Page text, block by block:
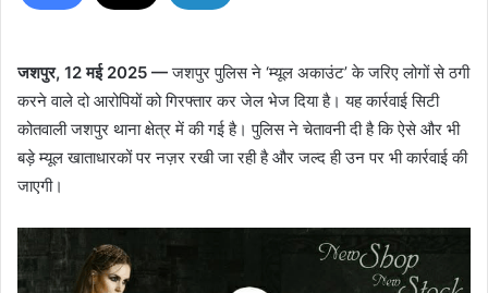
जशपुर, 12 मई 2025 —जशपुर पुलिस ने ‘म्यूल अकाउंट’ के जरिए लोगों से ठगी
करने वाले दो आरोपियों को गिरफ्तार कर जेल भेज दिया है। यह कार्रवाई सिटी
कोतवाली जशपुर थाना क्षेत्र में की गई है। पुलिस ने चेतावनी दी है कि ऐसे और भी
बड़े म्यूल खाताधारकों पर नज़र रखी जा रही है और जल्द ही उन पर भी कार्रवाई की
जाएगी।